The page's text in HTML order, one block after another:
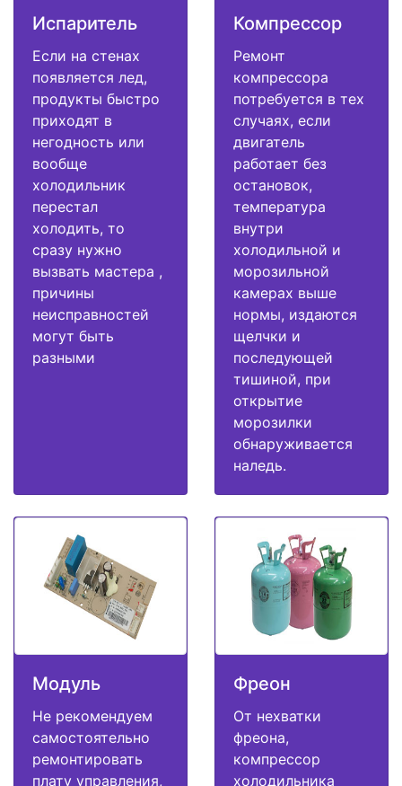
Испаритель
Если на стенах
появляется лед,
продукты быстро
приходят в
негодность или
вообще
холодильник
перестал
холодить, то
сразу нужно
вызвать мастера ,
причины
неисправностей
могут быть
разными
Компрессор
Ремонт
компрессора
потребуется в тех
случаях, если
двигатель
работает без
остановок,
температура
внутри
холодильной и
морозильной
камерах выше
нормы, издаются
щелчки и
последующей
тишиной, при
открытие
морозилки
обнаруживается
наледь.
Модуль
Не рекомендуем
самостоятельно
ремонтировать
плату управления,
Фреон
От нехватки
фреона,
компрессор
холодильника